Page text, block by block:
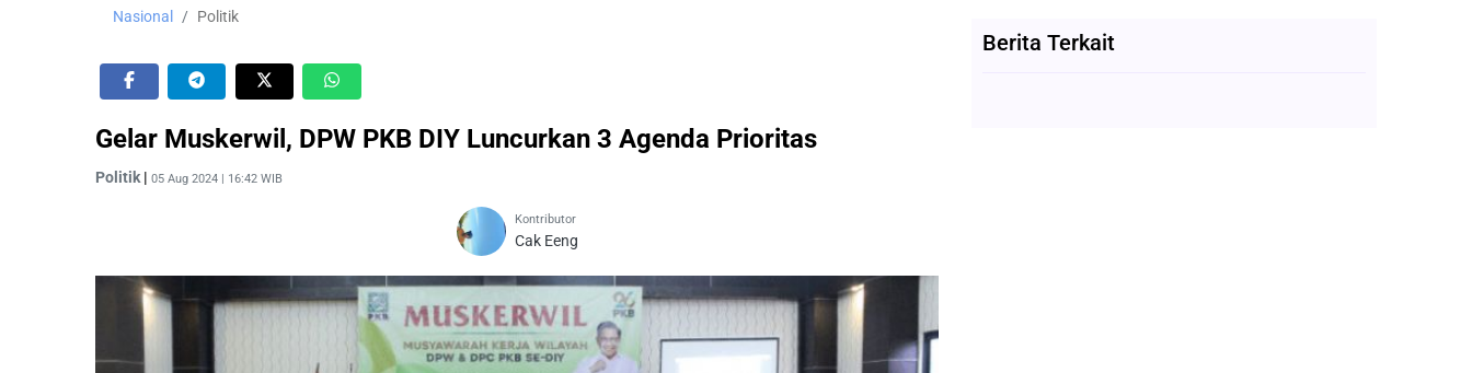
Nasional Politik
Gelar Muskerwil, DPW PKB DIY Luncurkan 3 Agenda Prioritas
Politik | 05 Aug 2024 | 16:42 WIB
Kontributor
Cak Eeng
Berita Terkait